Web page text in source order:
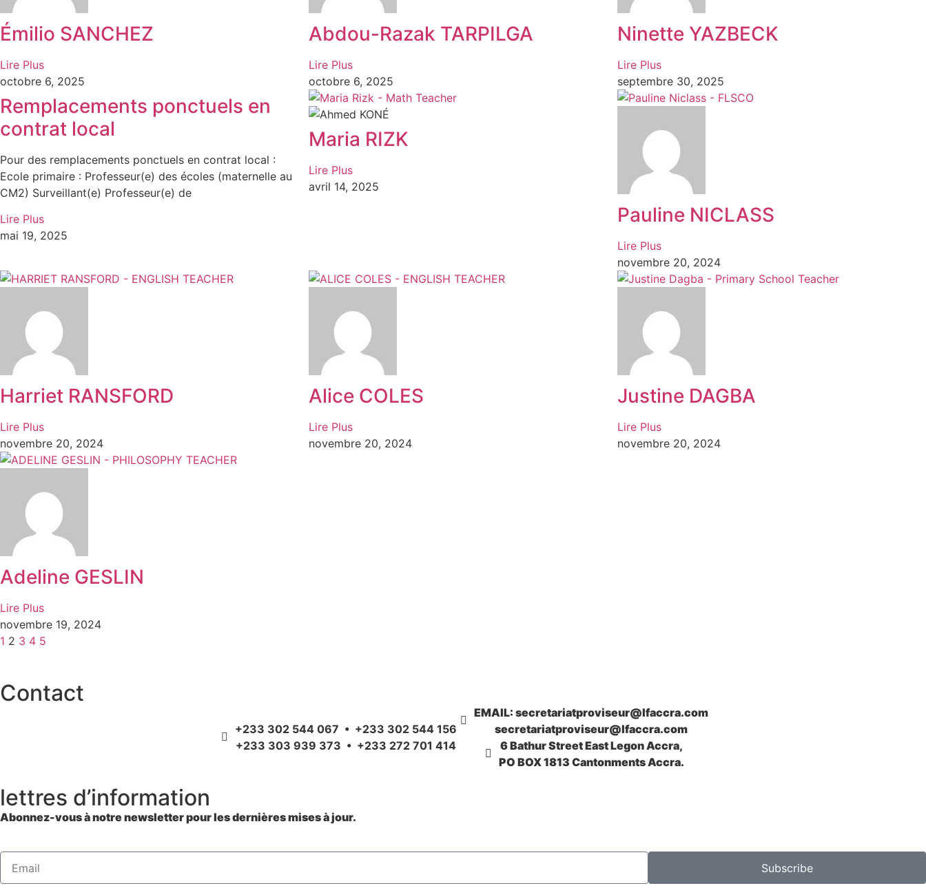
Émilio SANCHEZ
Lire Plus
octobre 6, 2025
Abdou-Razak TARPILGA
Lire Plus
octobre 6, 2025
Ninette YAZBECK
Lire Plus
septembre 30, 2025
Remplacements ponctuels en
contrat local
Pour des remplacements ponctuels en contrat local :
Ecole primaire : Professeur(e) des écoles (maternelle au
CM2) Surveillant(e) Professeur(e) de
Lire Plus
mai 19, 2025
Maria RIZK
Lire Plus
avril 14, 2025
Pauline NICLASS
Lire Plus
novembre 20, 2024
Harriet RANSFORD
Lire Plus
novembre 20, 2024
Alice COLES
Lire Plus
novembre 20, 2024
Justine DAGBA
Lire Plus
novembre 20, 2024
Adeline GESLIN
Lire Plus
novembre 19, 2024
1 2 3 4 5
Contact
+233 302 544 067 • +233 302 544 156
+233 303 939 373 • +233 272 701 414
EMAIL: secretariatproviseur@lfaccra.com
secretariatproviseur@lfaccra.com
6 Bathur Street East Legon Accra,
PO BOX 1813 Cantonments Accra.
lettres d’information
Abonnez-vous à notre newsletter pour les dernières mises à jour.
Subscribe